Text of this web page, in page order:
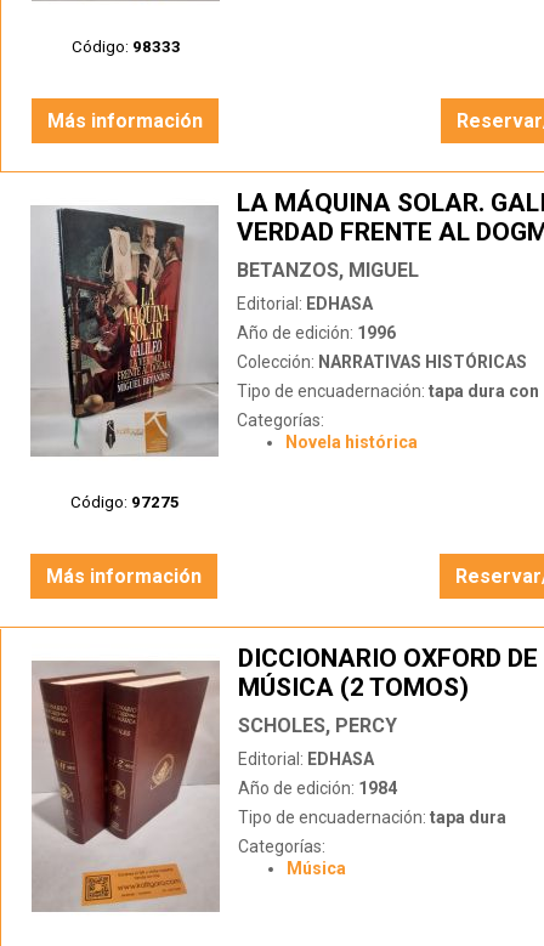
Código: 98333
Más información
Código: 97275
LA MÁQUINA SOLAR.
VERDAD FRENTE AL
BETANZOS, MIGUEL
Editorial: EDHASA
Año de edición: 1996
Colección: NARRATIVAS HISTÓRICAS
Tipo de encuadernación: tapa dura con
Categorías:
Novela histórica
Más información
DICCIONARIO OXFORD
MÚSICA (2 TOMOS)
SCHOLES, PERCY
Editorial: EDHASA
Año de edición: 1984
Tipo de encuadernación: tapa dura
Categorías:
Música